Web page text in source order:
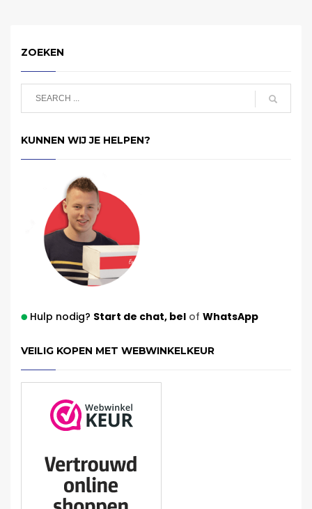
ZOEKEN
KUNNEN WIJ JE HELPEN?
Hulp nodig? Start de chat,belof WhatsApp
VEILIG KOPEN MET WEBWINKELKEUR